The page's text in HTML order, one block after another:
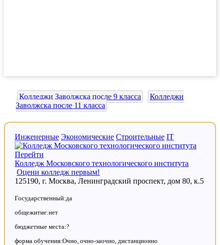
Колледжи Заволжска после 9 класса
Колледжи
Заволжска после 11 класса
Инженерные Экономические Строительные IT
Перейти
Колледж Московского технологического института
Оцени колледж первым!
125190, г. Москва, Ленинградский проспект, дом 80, к.5
Государственный:да
общежитие:нет
бюджетные места:?
форма обучения:Очно, очно-заочно, дистанционно